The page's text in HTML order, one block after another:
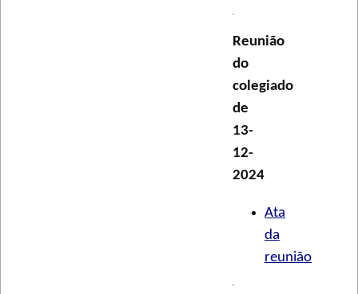
Reunião
do
colegiado
de
13-
12-
2024
Ata
da
reunião